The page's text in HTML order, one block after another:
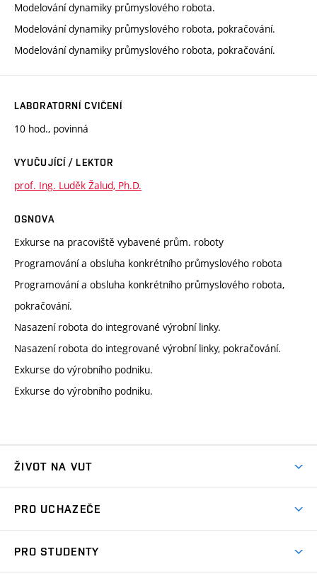
Modelování dynamiky průmyslového robota.
Modelování dynamiky průmyslového robota, pokračování.
Modelování dynamiky průmyslového robota, pokračování.
LABORATORNÍ CVIČENÍ
10 hod., povinná
VYUČUJÍCÍ / LEKTOR
prof. Ing. Luděk Žalud, Ph.D.
OSNOVA
Exkurse na pracoviště vybavené prům. roboty
Programování a obsluha konkrétního průmyslového robota
Programování a obsluha konkrétního průmyslového robota,
pokračování.
Nasazení robota do integrované výrobní linky.
Nasazení robota do integrované výrobní linky, pokračování.
Exkurse do výrobního podniku.
Exkurse do výrobního podniku.
ŽIVOT NA VUT
Koleje
PRO UCHAZEČE
PRO STUDENTY